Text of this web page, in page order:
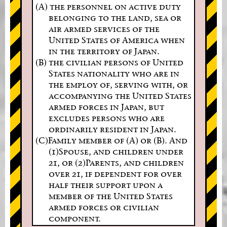
(A) the personnel on active duty
belonging to the land, sea or
air armed services of the
United States of America when
in the territory of Japan.
(B) the civilian persons of United
States nationality who are in
the employ of, serving with, or
accompanying the United States
armed forces in Japan, but
excludes persons who are
ordinarily resident in Japan.
(C)Family member of (A) or (B). And
(1)Spouse, and children under
21, or (2)Parents, and children
over 21, if dependent for over
half their support upon a
member of the United States
armed forces or civilian
component.